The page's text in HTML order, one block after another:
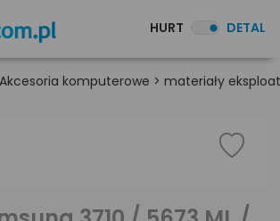
HURT DETAL
Akcesoria komputerowe > materiały